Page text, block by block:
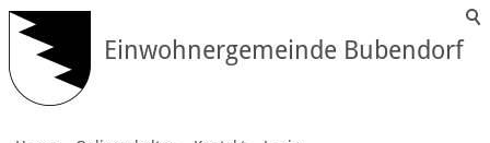
Einwohnergemeinde Bubendorf